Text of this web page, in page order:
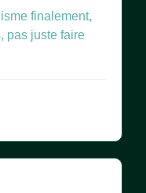
finalement,
pas juste faire